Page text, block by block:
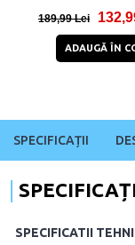
189,99 Lei
ADAUGĂ ÎN
SPECIFICAȚII
SPECIFICATII